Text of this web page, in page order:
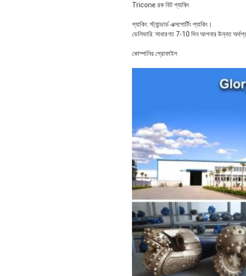
Tricone রক বিট প্যাকিং
প্যাকিং: স্ট্যান্ডার্ড এক্সপোর্টিং প্যাকিং।
ডেলিভারি: সাধারণত 7-10 দিন আপনার উন্নত
কোম্পানির প্রোফাইল